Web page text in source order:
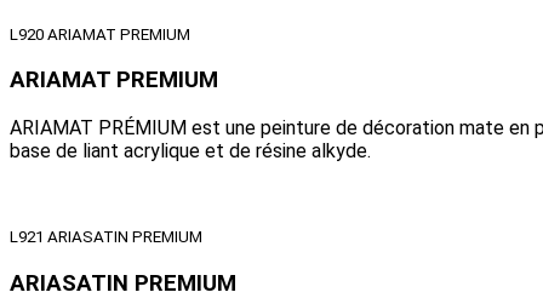
L920 ARIAMAT PREMIUM
ARIAMAT PREMIUM
ARIAMAT PRÉMIUM est une peinture de décoration mate en
base de liant acrylique et de résine alkyde.
L921 ARIASATIN PREMIUM
ARIASATIN PREMIUM